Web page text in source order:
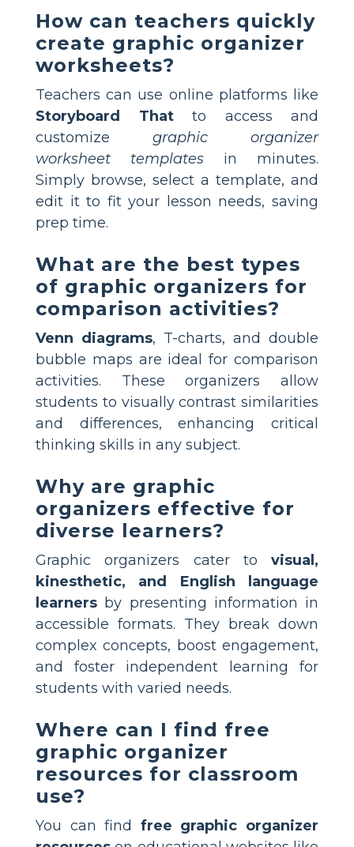
How can teachers quickly
create graphic organizer
worksheets?
Teachers can use online platforms like
Storyboard Thatto access and
customize graphic organizer
worksheet templates in minutes.
Simply browse, select a template, and
edit it to fit your lesson needs, saving
prep time.
What are the best types
of graphic organizers for
comparison activities?
Venn diagrams, T-charts, and double
bubble maps are ideal for comparison
activities. These organizers allow
students to visually contrast similarities
and differences, enhancing critical
thinking skills in any subject.
Why are graphic
organizers effective for
diverse learners?
Graphic organizers cater to visual,
kinesthetic, and English language
learners by presenting information in
accessible formats. They break down
complex concepts, boost engagement,
and foster independent learning for
students with varied needs.
Where can I find free
graphic organizer
resources for classroom
use?
You can find free graphic organizer